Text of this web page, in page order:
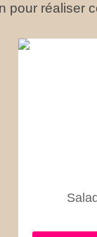
pour réaliser